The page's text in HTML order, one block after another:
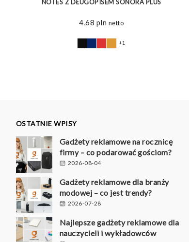
NOTES Z DŁUGOPISEM SONORA PLUS
4,68 pln netto
+1
OSTATNIE WPISY
Gadżety reklamowe na rocznicę
firmy – co podarować gościom?
2026-08-04
Gadżety reklamowe dla branży
modowej – co jest trendy?
2026-07-28
Najlepsze gadżety reklamowe dla
nauczycieli i wykładowców